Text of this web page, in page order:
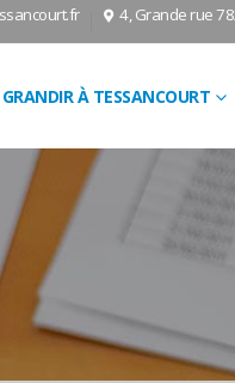
4, Grande rue
GRANDIR À TESSANCOURT